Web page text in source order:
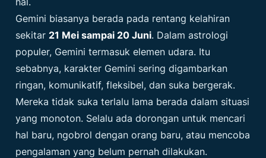
Gemini biasanya berada pada rentang kelahiran
sekitar21 Mei sampai 20 Juni. Dalam astrologi
populer, Gemini termasuk elemen udara. Itu
sebabnya, karakter Gemini sering digambarkan
ringan, komunikatif, fleksibel, dan suka bergerak.
Mereka tidak suka terlalu lama berada dalam situasi
yang monoton. Selalu ada dorongan untuk mencari
hal baru, ngobrol dengan orang baru, atau mencoba
pengalaman yang belum pernah dilakukan.